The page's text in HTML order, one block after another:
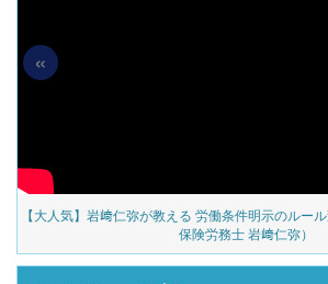
【大人気】岩﨑仁弥が教える 労働条件明示のルー
保険労務士 岩﨑仁弥）
«